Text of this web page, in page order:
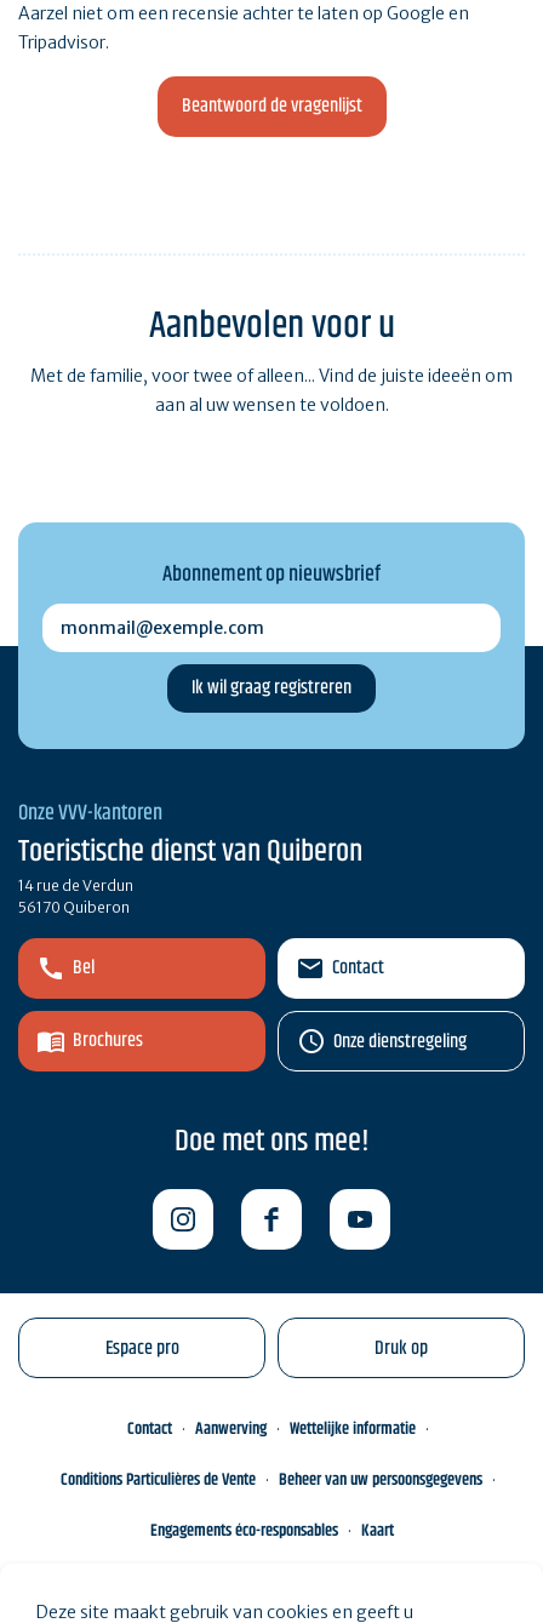
Aarzel niet om een recensie achter te laten op Google en
Tripadvisor.
Beantwoord de vragenlijst
Aanbevolen voor u
Met de familie, voor twee of alleen... Vind de juiste ideeën om
aan al uw wensen te voldoen.
Abonnement op nieuwsbrief
monmail@exemple.com
Onze VVV-kantoren
Toeristische dienst van Quiberon
14 rue de Verdun
56170 Quiberon
Bel
Brochures
Contact
Onze dienstregeling
Doe met ons mee!
Espace pro Druk op
Contact Aanwerving
Wettelijke informatie
Conditions Particulières de Vente
Beheer van uw persoonsgegevens
Engagements éco-responsables
Kaart
Deze site maakt gebruik van cookies en geeft u